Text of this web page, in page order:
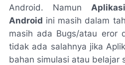
Android. Namun
Android ini masih dalam
masih ada Bugs/atau eror
tidak ada salahnya jika
bahan simulasi atau belajar